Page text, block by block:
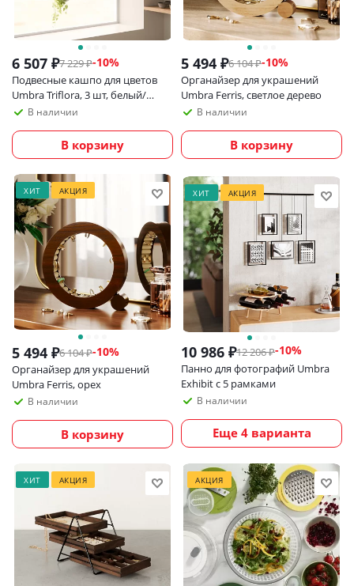
6 507 ₽7 229₽-10%
Подвесные кашпо для цветов
Umbra Triflora, 3 шт, белый/
черный
В наличии
В корзину
5 494 ₽6 104₽-10%
Органайзер для украшений
Umbra Ferris, светлое дерево
В наличии
В корзину
ХИТ АКЦИЯ
5 494 ₽6 104₽-10%
Органайзер для украшений
Umbra Ferris, орех
В наличии
В корзину
ХИТ АКЦИЯ
10 986 ₽12 206₽-10%
Панно для фотографий Umbra
Exhibit с 5 рамками
В наличии
Еще 4 варианта
ХИТ АКЦИЯ АКЦИЯ